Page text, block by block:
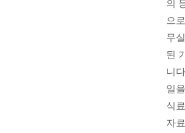
의
으
무
된
니
일
식
자